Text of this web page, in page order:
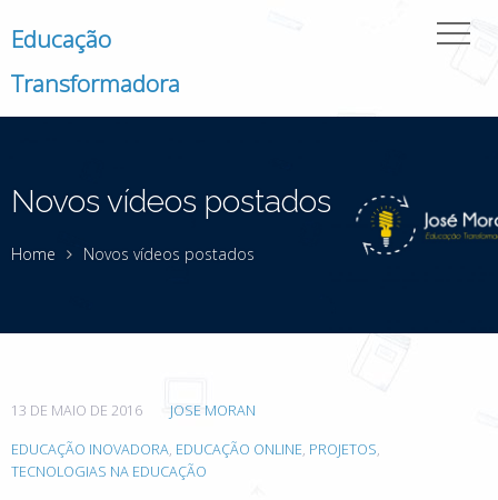
Educação
Transformadora
Novos vídeos postados
Home Novos vídeos postados
13 DE MAIO DE 2016 JOSE MORAN
EDUCAÇÃO INOVADORA, EDUCAÇÃO ONLINE, PROJETOS,
TECNOLOGIAS NA EDUCAÇÃO